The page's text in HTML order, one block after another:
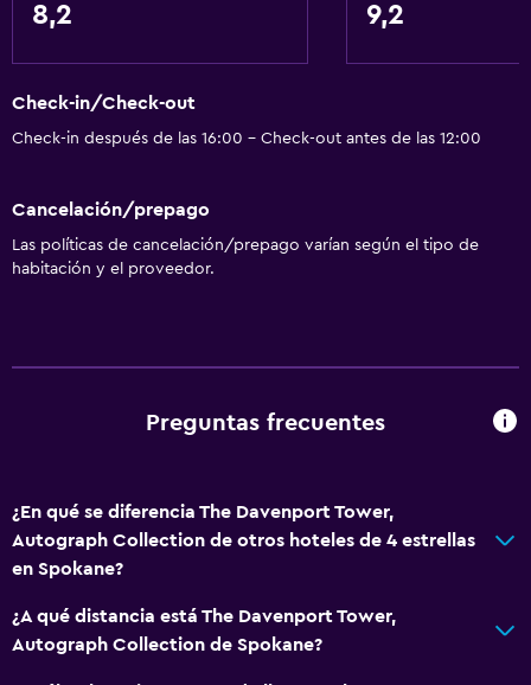
8,2 9,2
Check-in/Check-out
Check-in después de las 16:00 - Check-out antes de las 12:00
Cancelación/prepago
Las políticas de cancelación/prepago varían según el tipo de
habitación y el proveedor.
Preguntas frecuentes
¿En qué se diferencia The Davenport Tower,
Autograph Collection de otros hoteles de 4 estrellas
en Spokane?
¿A qué distancia está The Davenport Tower,
Autograph Collection de Spokane?